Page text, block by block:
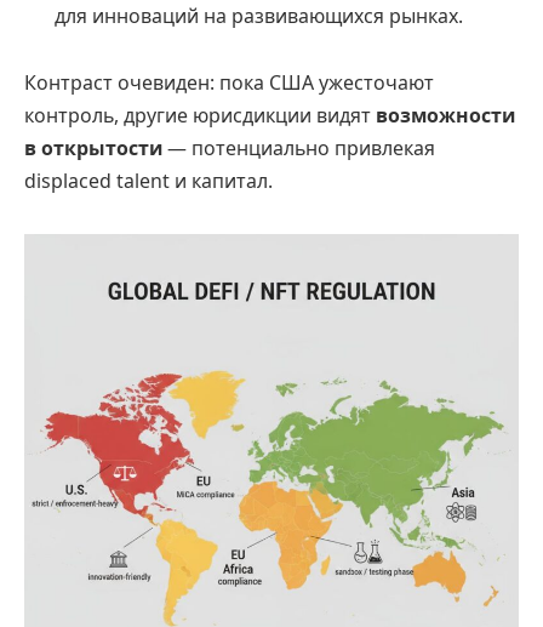
для инноваций на развивающихся рынках.
Контраст очевиден: пока США ужесточают
контроль, другие юрисдикции видят возможности
в открытости— потенциально привлекая
displaced talent и капитал.